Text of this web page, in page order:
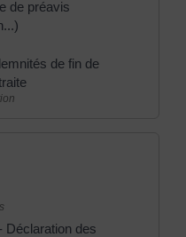
de préavis
de fin de
Déclaration des